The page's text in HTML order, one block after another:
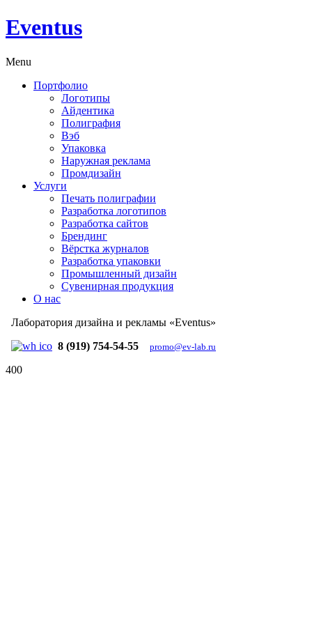
Eventus
Menu
Портфолио
Логотипы
Айдентика
Полиграфия
Вэб
Упаковка
Наружная реклама
Промдизайн
Услуги
Печать полиграфии
Разработка логотипов
Разработка сайтов
Брендинг
Вёрстка журналов
Разработка упаковки
Промышленный дизайн
Сувенирная продукция
О нас
Лаборатория дизайна и рекламы «Eventus»
8 (919) 754-54-55
promo@ev-lab.ru
400